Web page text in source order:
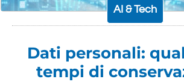
AI & Tech
Dati personali:
tempi di